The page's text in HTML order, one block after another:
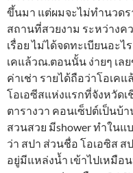
ขึ้นมา แต่ผมจะไม่ทำนวดร
สถานที่สวยงาม ระหว่างค
เรื่อย ไม่ได้จดทะเบียนอะ
เคแล้วณ.ตอนนั้น ง่ายๆ เล
ค่าเช่า รายได้ถือว่าโอเค
โอเอซีสแห่งแรกที่จังหวัด
ตารางวา คอนเซ็ปต์เป็นบ้
สวนสวย มีshower ทำในแ
ว่า สปา ส่วนชื่อ โอเอซิส
อยู่มีแหล่งน้ำ เข้าไปเหมื